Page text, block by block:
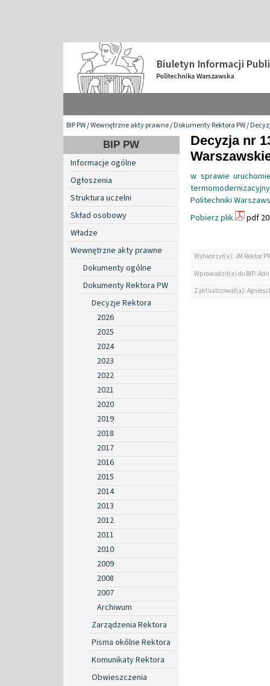
BIP PW/Wewnętrzne akty prawne/Dokumenty Rektora PW/
BIP PW
Informacje ogólne
Ogłoszenia
Struktura uczelni
Skład osobowy
Władze
Wewnętrzne akty prawne
Dokumenty ogólne
Dokumenty Rektora PW
Decyzje Rektora
2026
2025
2024
2023
2022
2021
2020
2019
2018
2017
2016
2015
2014
2013
2012
2011
2010
2009
2008
2007
Archiwum
Zarządzenia Rektora
Pisma okólne Rektora
Komunikaty Rektora
Obwieszczenia
Decyzja nr
w sprawie
Politechniki
Pobierz plik
pdf
Wytworzył(a): JM Rektor
Wprowadził(a) do BIP:
Zaktualizował(a):